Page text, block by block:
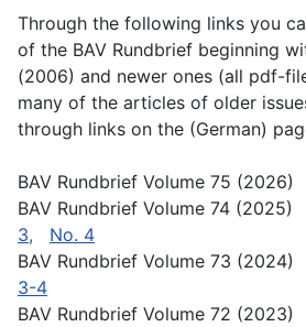
Through the following links you
of the BAV Rundbrief beginning
(2006) and newer ones (all pdf-
many of the articles of older
through links on the (German)
BAV Rundbrief Volume 75 (2026)
BAV Rundbrief Volume 74 (2025)
3,
No. 4
BAV Rundbrief Volume 73 (2024)
3-4
BAV Rundbrief Volume 72 (2023)